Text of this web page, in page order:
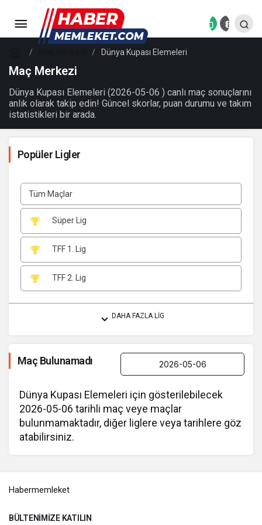
Dünya Kupası Elemeleri
Maç Merkezi
Dünya Kupası Elemeleri (2026-05-06 ) canlı maç sonuçlarını
anlık olarak takip edin! Güncel skorlar, puan durumu ve takım
istatistikleri bir arada.
Popüler Ligler
Tüm Maçlar
Süper Lig
TFF 1. Lig
TFF 2. Lig
DAHA FAZLA LIG
Maç Bulunamadı
Dünya Kupası Elemeleri için gösterilebilecek
2026-05-06 tarihli maç veye maçlar
bulunmamaktadır, diğer liglere veya tarihlere göz
atabilirsiniz.
Habermemleket
BÜLTENIMIZE KATILIN